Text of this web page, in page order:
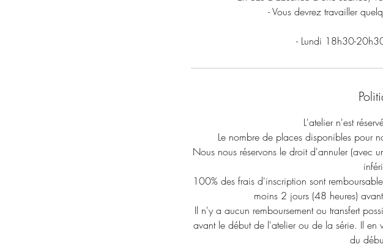
- Vous devrez travailler
L'atelier n'est
Le nombre de places disponibles pour
Nous nous réservons le droit d'annuler (avec
100% des frais d'inscription sont
moins 2 jours (48 heures)
Il n'y a aucun remboursement ou transfert
avant le début de l'atelier ou de la série. Il en
du